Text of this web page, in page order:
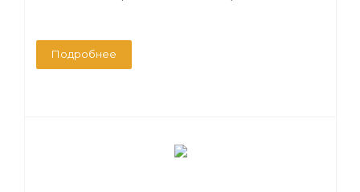
Подробнее